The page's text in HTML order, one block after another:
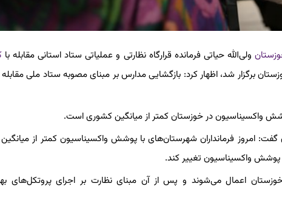
ولی‌الله حیاتی فرمانده قرارگاه نظارتی و عملیاتی ستاد استانی مقابله با
برگزار شد، اظهار کرد: بازگشایی مدارس بر مبنای مصوبه ستاد ملی مقابله
واکسیناسیون در خوزستان کمتر از میانگین کشوری است.
گفت: امروز فرمانداران شهرستان‌های با پوشش واکسیناسیون کمتر از
واکسیناسیون تغییر کند.
اعمال می‌شوند و پس از آن مبنای نظارت بر اجرای پروتکل‌های